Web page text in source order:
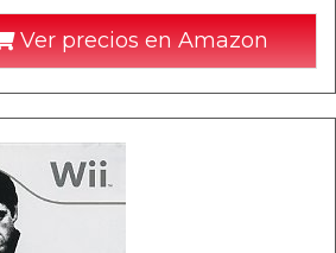
Ver precios en Amazon